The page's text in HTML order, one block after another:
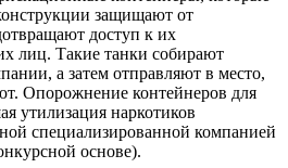
защищают от
доступ к их
лиц. Такие танки собирают
а затем отправляют в место,
Опорожнение контейнеров для
утилизация наркотиков
специализированной компанией
основе).